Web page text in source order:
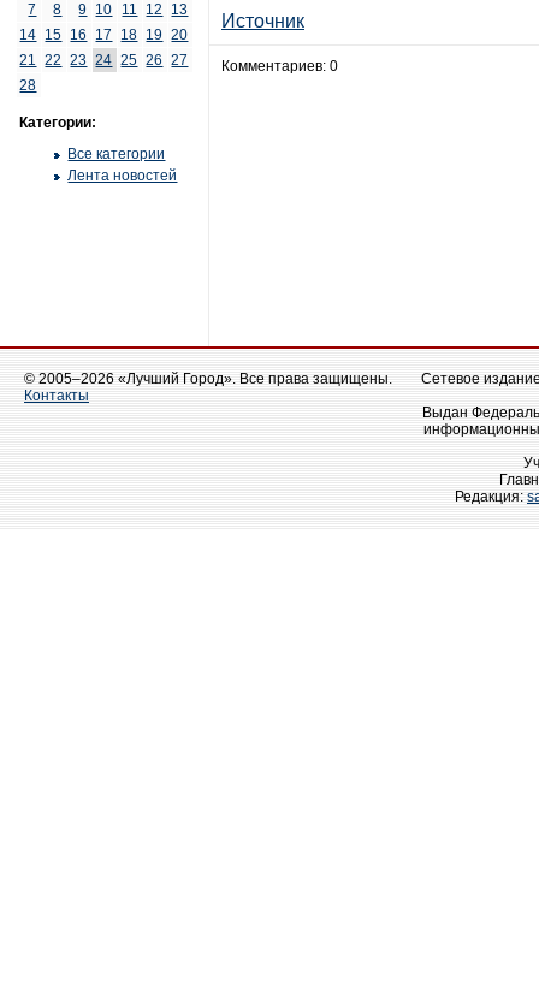
7
8 9 10 11 12
13
14 15 16 17 18 19 20
21
22 23 24 25 26
27
28
Категории:
Все категории
Лента новостей
Источник
Комментариев: 0
© 2005–2026 «Лучший Город». Все права защищены.
Контакты
Сетевое
Выдан
Редакция: